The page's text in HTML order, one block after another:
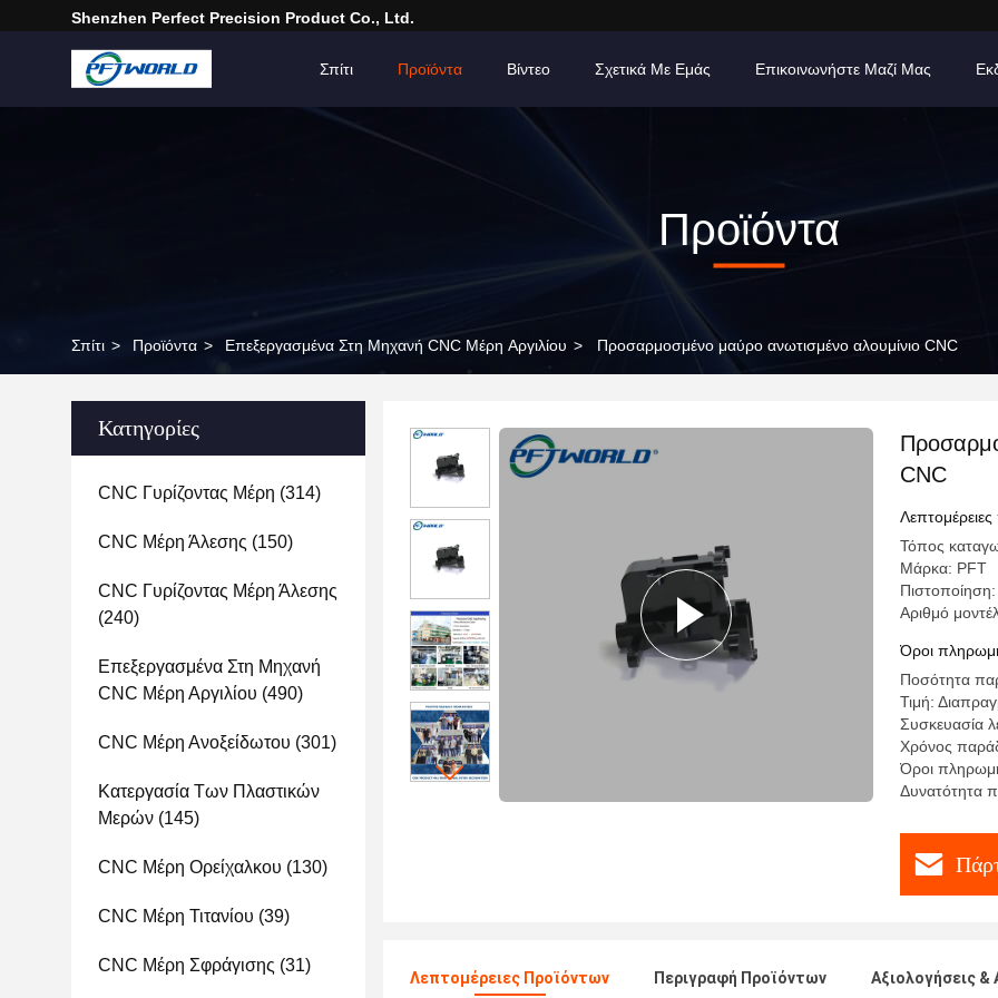
Shenzhen Perfect Precision Product Co., Ltd.
Σπίτι Προϊόντα Βίντεο Σχετικά Με Εμάς Επικοινωνήστε Μαζί Μας
Προϊόντα
Σπίτι > Προϊόντα > Επεξεργασμένα Στη Μηχανή CNC Μέρη Αργιλίου > Προσαρμοσμένο μαύρο ανωτισμένο αλουμίνιο CNC
Κατηγορίες
CNC Γυρίζοντας Μέρη (314)
CNC Μέρη Άλεσης (150)
CNC Γυρίζοντας Μέρη Άλεσης
(240)
Επεξεργασμένα Στη Μηχανή
CNC Μέρη Αργιλίου (490)
CNC Μέρη Ανοξείδωτου (301)
Κατεργασία Των Πλαστικών
Μερών (145)
CNC Μέρη Ορείχαλκου (130)
CNC Μέρη Τιτανίου (39)
CNC Μέρη Σφράγισης (31)
CNC
Τόπος
Μάρκα: PFT
Αριθμό
Όροι
Ποσότητα
Τιμή:
Συσκευασία
Χρόνος
Όροι
Δυνατότητα
Λεπτομέρειες Προϊόντων Περιγραφή Προϊόντων Αξιολογήσεις &